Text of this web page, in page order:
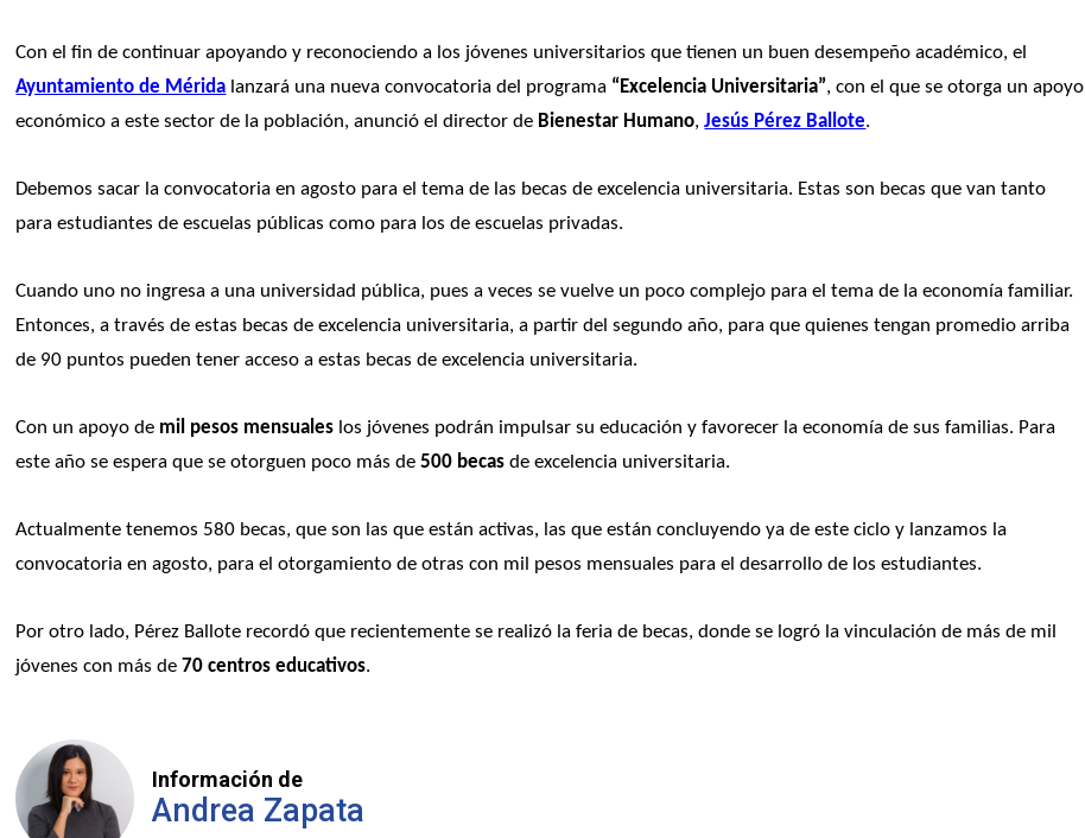
Ayuntamiento de Mérida lanzará una nueva convocatoria del programa “Excelencia Universitaria”, con el que se otorga un apoyo
económico a este sector de la población, anunció el director de Bienestar Humano, Jesús Pérez Ballote.
Debemos sacar la convocatoria en agosto para el tema de las becas de excelencia universitaria. Estas son becas que van tanto
para estudiantes de escuelas públicas como para los de escuelas privadas.
Cuando uno no ingresa a una universidad pública, pues a veces se vuelve un poco complejo para el tema de la economía familiar.
Entonces, a través de estas becas de excelencia universitaria, a partir del segundo año, para que quienes tengan promedio arriba
de 90 puntos pueden tener acceso a estas becas de excelencia universitaria.
Con un apoyo de mil pesos mensuales los jóvenes podrán impulsar su educación y favorecer la economía de sus familias. Para
este año se espera que se otorguen poco más de 500 becas de excelencia universitaria.
Actualmente tenemos 580 becas, que son las que están activas, las que están concluyendo ya de este ciclo y lanzamos la
convocatoria en agosto, para el otorgamiento de otras con mil pesos mensuales para el desarrollo de los estudiantes.
Por otro lado, Pérez Ballote recordó que recientemente se realizó la feria de becas, donde se logró la vinculación de más de mil
jóvenes con más de 70 centros educativos.
Información de
Andrea Zapata